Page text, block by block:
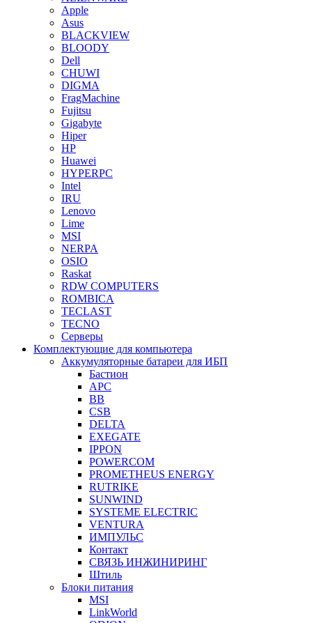
Apple
Asus
BLACKVIEW
BLOODY
Dell
CHUWI
DIGMA
FragMachine
Fujitsu
Gigabyte
Hiper
HP
Huawei
HYPERPC
Intel
IRU
Lenovo
Lime
MSI
NERPA
OSIO
Raskat
RDW COMPUTERS
ROMBICA
TECLAST
TECNO
Серверы
Комплектующие для компьютера
Аккумуляторные батареи для ИБП
Бастион
APC
BB
CSB
DELTA
EXEGATE
IPPON
POWERCOM
PROMETHEUS ENERGY
RUTRIKE
SUNWIND
SYSTEME ELECTRIC
VENTURA
ИМПУЛЬС
Контакт
СВЯЗЬ ИНЖИНИРИНГ
Штиль
Блоки питания
MSI
LinkWorld